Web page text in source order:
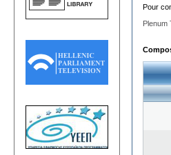
Pour
Plenum